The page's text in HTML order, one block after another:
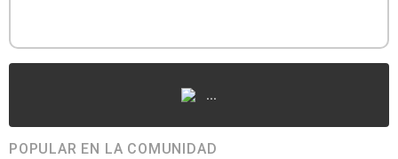
...
POPULAR EN LA COMUNIDAD